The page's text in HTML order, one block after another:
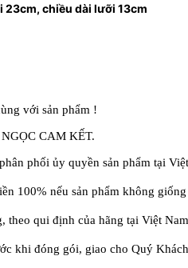
23cm, chiều dài lưỡi 13cm
với sản phẩm !
CAM KẾT.
phối ủy quyền sản phẩm tại
100% nếu sản phẩm không
theo qui định của hãng tại Việt Nam
khi đóng gói, giao cho Quý Khách